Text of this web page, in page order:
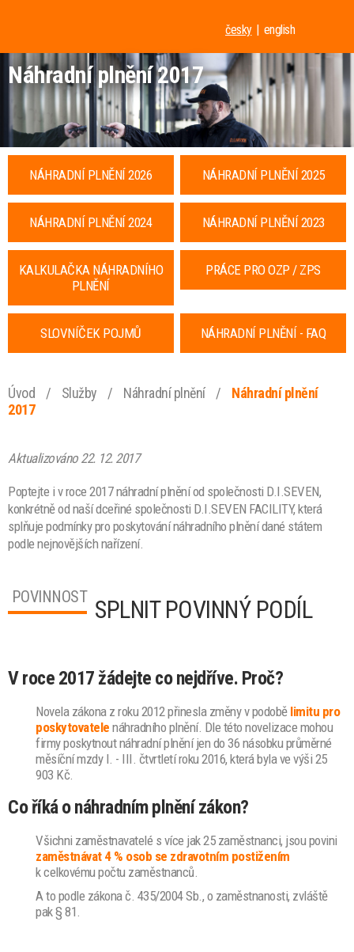
česky english
Náhradní plnění 2017
NÁHRADNÍ PLNĚNÍ 2026 NÁHRADNÍ PLNĚNÍ 2025
NÁHRADNÍ PLNĚNÍ 2024 NÁHRADNÍ PLNĚNÍ 2023
KALKULAČKA NÁHRADNÍHO
PLNĚNÍ
PRÁCE PRO OZP / ZPS
SLOVNÍČEK POJMŮ NÁHRADNÍ PLNĚNÍ - FAQ
Úvod / Služby / Náhradní plnění /
Náhradní plnění
2017
Aktualizováno 22. 12. 2017
Poptejte i v roce 2017 náhradní plnění od společnosti D.I.SEVEN,
konkrétně od naší dceřiné společnosti D.I.SEVEN FACILITY, která
splňuje podmínky pro poskytování náhradního plnění dané státem
podle nejnovějších nařízení.
POVINNOST SPLNIT POVINNÝ PODÍL
V roce 2017 žádejte co nejdříve. Proč?
Novela zákona z roku 2012 přinesla změny v podobě limitu pro
poskytovatele náhradního plnění. Dle této novelizace mohou
firmy poskytnout náhradní plnění jen do 36 násobku průměrné
měsíční mzdy I. - III. čtvrtletí roku 2016, která byla ve výši 25
903 Kč.
Co říká o náhradním plnění zákon?
Všichni zaměstnavatelé s více jak 25 zaměstnanci, jsou povini
zaměstnávat 4 % osob se zdravotním postižením
k celkovému počtu zaměstnanců.
A to podle zákona č. 435/2004 Sb., o zaměstnanosti, zvláště
pak § 81.